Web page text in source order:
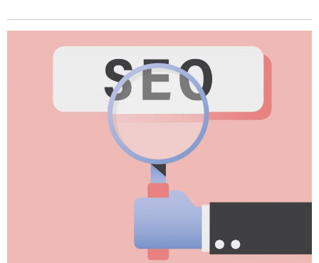
廣告費用、還可以有大量的曝光。而各行各業的組織型態不
同，有些組織很大、有些組織很小，有些甚至沒有網路部
門，因此今天企業想要開始操作SEO行銷，直接找一個相當
有經驗的SEO團隊來配合，比起實際養一群SEO團隊還要來
的划算。假設養一個團隊跟請SEO公司操作一個月都是花10
萬元，養一個團隊還要額外的勞健保福利設備等成本，而請
SEO公司操作對方還會非常完善的提供所有服務，而且假使
辦法隨便開除，因此再剛要操作SEO的公司，非常建議先從
致上內容行銷的工具可分為：文字、影音、社群三種，包
括：貼文、影片、部落格、Podcast....等等。 延伸閱讀: 2026
台灣 SEO 公司推薦 TOP10｜SEO 與 GEO 行銷公司怎麼選
企業執行內容行銷能帶來的五大行銷效益 內容行銷是一種通
過創建和分發有價值的內容來吸引和保留目標受眾的行銷策
略。對於企業而言，執行內容行銷可以帶來以下五大行銷效
容，如博客文章、電子書、影片和社群媒體帖子，可以有效